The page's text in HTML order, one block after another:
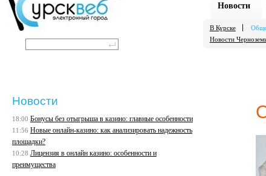
Новости
В Курске
Новости
Новости
18:00 Бонусы без отыгрыша в казино: главные особенности
11:56 Новые онлайн-казино: как анализировать надежность
площадки?
10:28 Лицензия в онлайн казино: особенности и
преимущества